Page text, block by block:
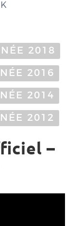
2018
2016
2014
2012
–